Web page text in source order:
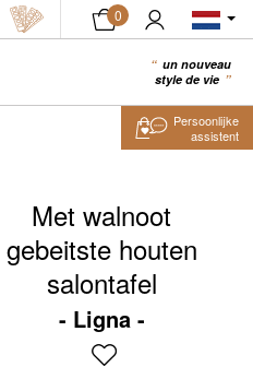
0
un nouveau
style de vie
IN WINKELWAGEN
Met walnoot
gebeitste houten
salontafel
Ligna
Persoonlijke
assistent